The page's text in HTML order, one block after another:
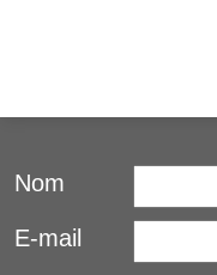
Nom
E-mail